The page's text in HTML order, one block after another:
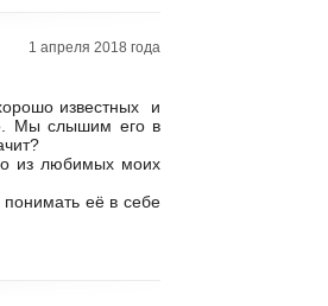
1 апреля 2018 года
известных и
Мы слышим его в
из любимых моих
её в себе